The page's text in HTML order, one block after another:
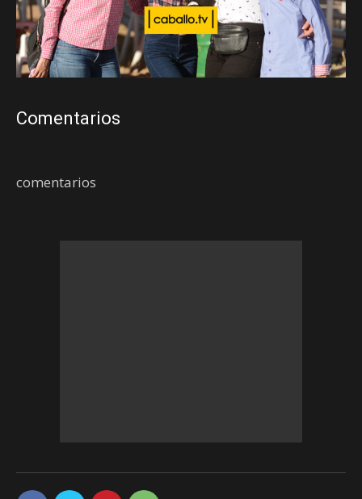
Comentarios
comentarios